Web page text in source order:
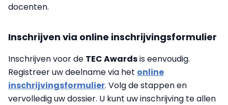
docenten.
Inschrijven via online inschrijvingsformulier
Inschrijven voor de TEC Awardsis eenvoudig.
Registreer uw deelname via het online
inschrijvingsformulier. Volg de stappen en
vervolledig uw dossier. U kunt uw inschrijving te allen